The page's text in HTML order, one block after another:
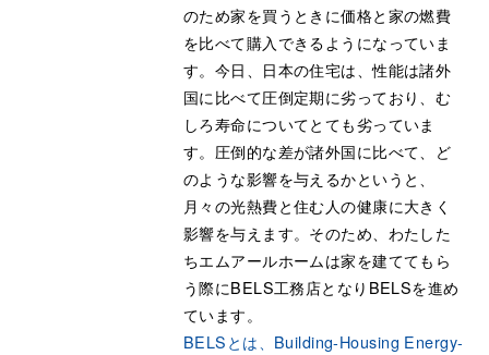
のため家を買うときに価格と家の燃費
を比べて購入できるようになっていま
す。今日、日本の住宅は、性能は諸外
国に比べて圧倒定期に劣っており、む
しろ寿命についてとても劣っていま
す。圧倒的な差が諸外国に比べて、ど
のような影響を与えるかというと、
月々の光熱費と住む人の健康に大きく
影響を与えます。そのため、わたした
ちエムアールホームは家を建ててもら
う際にBELS工務店となりBELSを進め
ています。
BELSとは、Building-Housing Energy-